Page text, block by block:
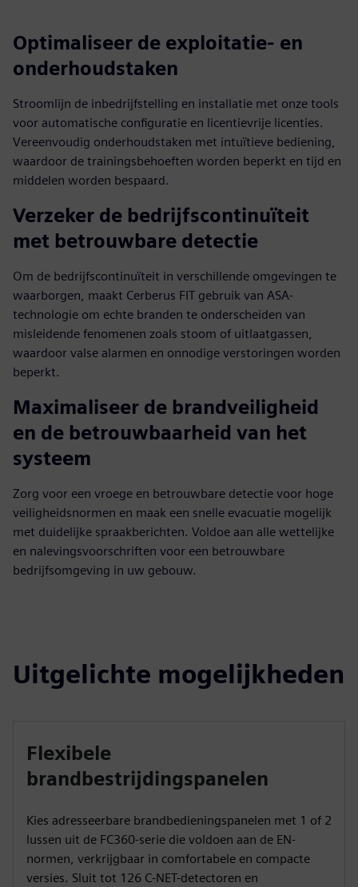
Optimaliseer de exploitatie- en
onderhoudstaken
Stroomlijn de inbedrijfstelling en installatie met onze tools
voor automatische configuratie en licentievrije licenties.
Vereenvoudig onderhoudstaken met intuïtieve bediening,
waardoor de trainingsbehoeften worden beperkt en tijd en
middelen worden bespaard.
Verzeker de bedrijfscontinuïteit
met betrouwbare detectie
Om de bedrijfscontinuïteit in verschillende omgevingen te
waarborgen, maakt Cerberus FIT gebruik van ASA-
technologie om echte branden te onderscheiden van
misleidende fenomenen zoals stoom of uitlaatgassen,
waardoor valse alarmen en onnodige verstoringen worden
beperkt.
Maximaliseer de brandveiligheid
en de betrouwbaarheid van het
systeem
Zorg voor een vroege en betrouwbare detectie voor hoge
veiligheidsnormen en maak een snelle evacuatie mogelijk
met duidelijke spraakberichten. Voldoe aan alle wettelijke
en nalevingsvoorschriften voor een betrouwbare
bedrijfsomgeving in uw gebouw.
Uitgelichte mogelijkheden
Flexibele
brandbestrijdingspanelen
Kies adresseerbare brandbedieningspanelen met 1 of 2
lussen uit de FC360-serie die voldoen aan de EN-
normen, verkrijgbaar in comfortabele en compacte
versies. Sluit tot 126 C-NET-detectoren en